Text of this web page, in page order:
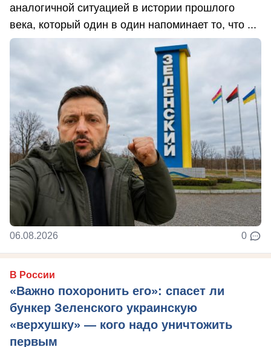
аналогичной ситуацией в истории прошлого
века, который один в один напоминает то, что ...
06.08.2026 0
В России
«Важно похоронить его»: спасет ли
бункер Зеленского украинскую
«верхушку» — кого надо уничтожить
первым